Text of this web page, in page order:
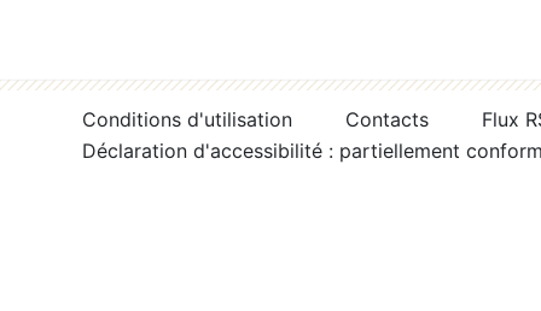
Conditions d'utilisation Contacts
Flux
Déclaration d'accessibilité : partiellement